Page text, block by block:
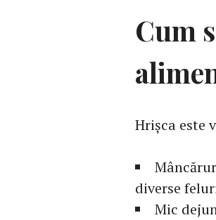
Cum
Hrișca este
diverse
Mic